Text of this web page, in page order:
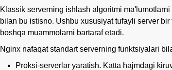
Klassik serverning ishlash algoritmi
bilan bu istisno. Ushbu xususiyat tufayli server
boshqa muammolarni bartaraf etadi.
Nginx nafaqat standart serverning funktsiyalari
Proksi-serverlar yaratish. Katta hajmdagi